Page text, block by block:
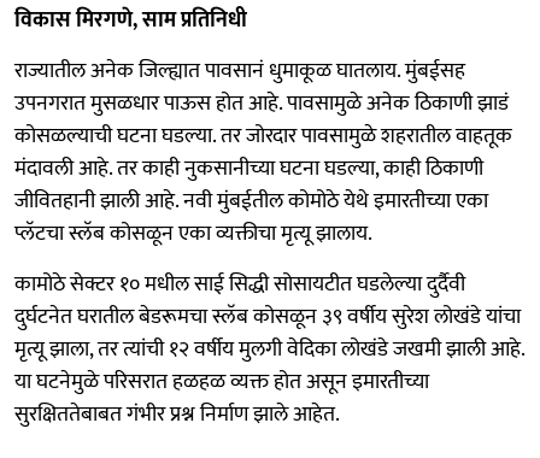
विकास मिरगणे, साम प्रतिनिधी
राज्यातील अनेक जिल्ह्यात पावसानं धुमाकूळ घातलाय. मुंबईसह
उपनगरात मुसळधार पाऊस होत आहे. पावसामुळे अनेक ठिकाणी झाडं
कोसळल्याची घटना घडल्या. तर जोरदार पावसामुळे शहरातील वाहतूक
मंदावली आहे. तर काही नुकसानीच्या घटना घडल्या, काही ठिकाणी
जीवितहानी झाली आहे. नवी मुंबईतील कोमोठे येथे इमारतीच्या एका
प्लॅटचा स्लॅब कोसळून एका व्यक्तीचा मृत्यू झालाय.
कामोठे सेक्टर १० मधील साई सिद्धी सोसायटीत घडलेल्या दुर्दैवी
दुर्घटनेत घरातील बेडरूमचा स्लॅब कोसळून ३९ वर्षीय सुरेश लोखंडे यांचा
मृत्यू झाला, तर त्यांची १२ वर्षीय मुलगी वेदिका लोखंडे जखमी झाली आहे.
या घटनेमुळे परिसरात हळहळ व्यक्त होत असून इमारतीच्या
सुरक्षिततेबाबत गंभीर प्रश्न निर्माण झाले आहेत.